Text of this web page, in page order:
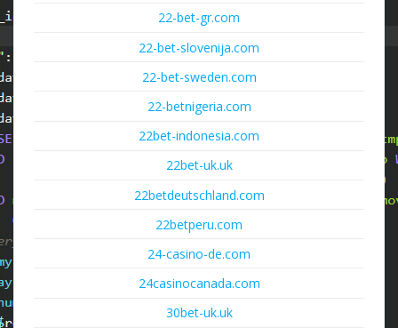
22-bet-gr.com
22-bet-slovenija.com
22-bet-sweden.com
22-betnigeria.com
22bet-indonesia.com
22bet-uk.uk
22betdeutschland.com
22betperu.com
24-casino-de.com
24casinocanada.com
30bet-uk.uk